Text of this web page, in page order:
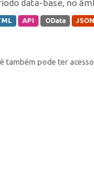
data-base, no
API OData JSON
também pode ter